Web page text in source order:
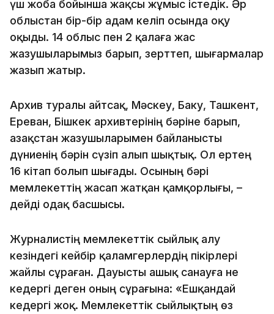
үш жоба бойынша жақсы жұмыс істедік. Әр
облыстан бір-бір адам келіп осында оқу
оқыды. 14 облыс пен 2 қалаға жас
жазушыларымыз барып, зерттеп, шығармалар
жазып жатыр.
Архив туралы айтсақ, Мәскеу, Баку, Ташкент,
Ереван, Бішкек архивтерінің бәріне барып,
Қазақстан жазушыларымен байланысты
дүниенің бәрін сүзіп алып шықтық. Ол ертең
16 кітап болып шығады. Осының бәрі
мемлекеттің жасап жатқан қамқорлығы, –
дейді одақ басшысы.
Журналистің мемлекеттік сыйлық алу
кезіндегі кейбір қаламгерлердің пікірлері
жайлы сұраған. Дауысты ашық санауға не
кедергі деген оның сұрағына: «Ешқандай
кедергі жоқ. Мемлекеттік сыйлықтың өз